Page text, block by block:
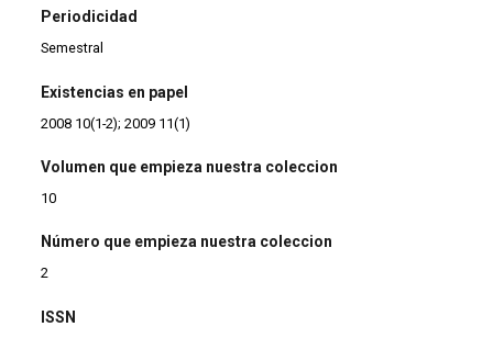
Periodicidad
Semestral
Existencias en papel
2008 10(1-2); 2009 11(1)
Volumen que empieza nuestra coleccion
10
Número que empieza nuestra coleccion
2
ISSN